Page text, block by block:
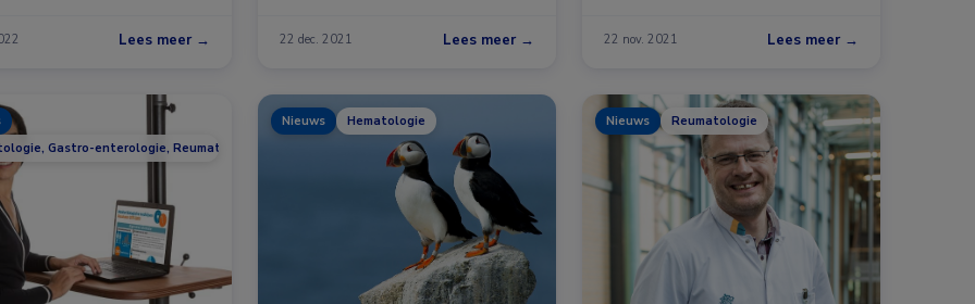
Lees meer → 22 dec. 2021 Lees meer → 22 nov. 2021 Lees meer →
Gastro-enterologie, Reumatologie
Nieuws Hematologie Nieuws Reumatologie